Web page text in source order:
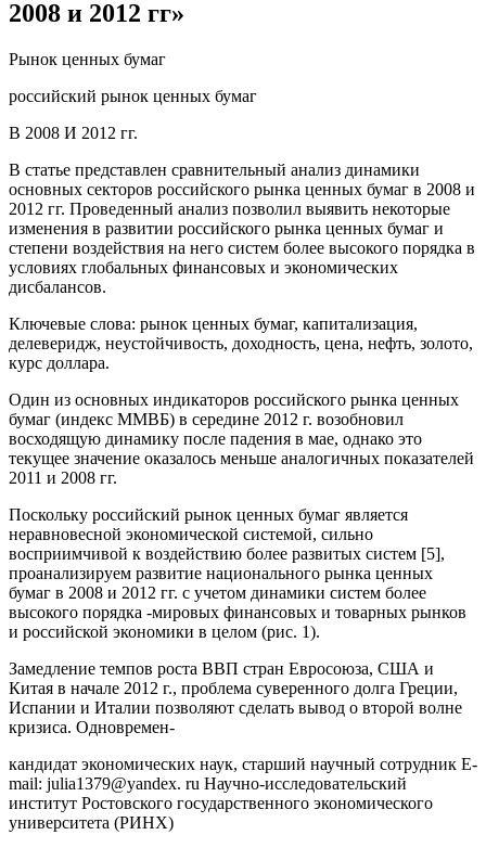
2008 и 2012 гг»
Рынок ценных бумаг
российский рынок ценных бумаг
В 2008 И 2012 гг.
В статье представлен сравнительный анализ динамики
основных секторов российского рынка ценных бумаг в 2008 и
2012 гг. Проведенный анализ позволил выявить некоторые
изменения в развитии российского рынка ценных бумаг и
степени воздействия на него систем более высокого порядка в
условиях глобальных финансовых и экономических
дисбалансов.
Ключевые слова: рынок ценных бумаг, капитализация,
делеверидж, неустойчивость, доходность, цена, нефть, золото,
курс доллара.
Один из основных индикаторов российского рынка ценных
бумаг (индекс ММВБ) в середине 2012 г. возобновил
восходящую динамику после падения в мае, однако это
текущее значение оказалось меньше аналогичных показателей
2011 и 2008 гг.
Поскольку российский рынок ценных бумаг является
неравновесной экономической системой, сильно
восприимчивой к воздействию более развитых систем [5],
проанализируем развитие национального рынка ценных
бумаг в 2008 и 2012 гг. с учетом динамики систем более
высокого порядка -мировых финансовых и товарных рынков
и российской экономики в целом (рис. 1).
Замедление темпов роста ВВП стран Евросоюза, США и
Китая в начале 2012 г., проблема суверенного долга Греции,
Испании и Италии позволяют сделать вывод о второй волне
кризиса. Одновремен-
кандидат экономических наук, старший научный сотрудник Е-
mail: julia1379@yandex. ru Научно-исследовательский
институт Ростовского государственного экономического
университета (РИНХ)